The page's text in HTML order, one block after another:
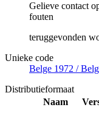
Gelieve contact
fouten
teruggevonden
Unieke code
Belge 1972 /
Distributieformaat
Naam